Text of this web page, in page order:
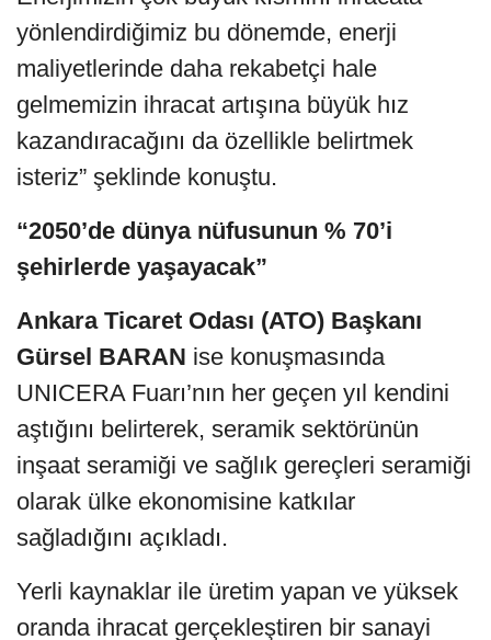
yönlendirdiğimiz bu dönemde, enerji
maliyetlerinde daha rekabetçi hale
gelmemizin ihracat artışına büyük hız
kazandıracağını da özellikle belirtmek
isteriz” şeklinde konuştu.
“2050’de dünya nüfusunun % 70’i
şehirlerde yaşayacak”
Ankara Ticaret Odası (ATO) Başkanı
Gürsel BARAN ise konuşmasında
UNICERA Fuarı’nın her geçen yıl kendini
aştığını belirterek, seramik sektörünün
inşaat seramiği ve sağlık gereçleri seramiği
olarak ülke ekonomisine katkılar
sağladığını açıkladı.
Yerli kaynaklar ile üretim yapan ve yüksek
oranda ihracat gerçekleştiren bir sanayi